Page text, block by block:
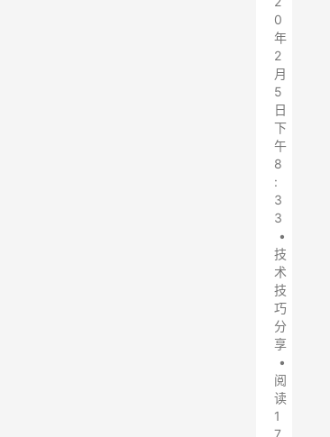
0
年
2
月
5
日
下
午
8
:
3
3
•
技
术
技
巧
分
享
•
阅
读
1
7